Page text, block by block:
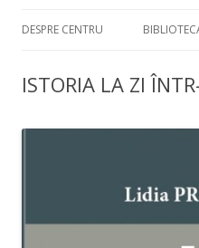
DESPRE CENTRU
ISTORIA LA ZI